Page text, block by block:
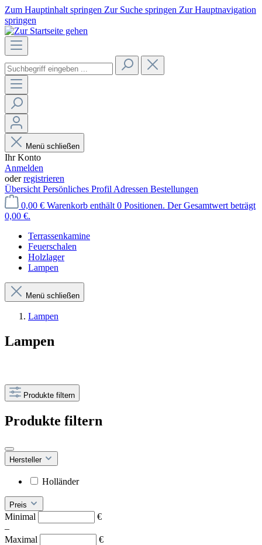
Zum Hauptinhalt springen Zur Suche springen Zur Hauptnavigation
springen
Menü schließen
Ihr Konto
Anmelden
oderregistrieren
Übersicht Persönliches Profil Adressen Bestellungen
0,00 € Warenkorb enthält 0 Positionen. Der Gesamtwert beträgt
0,00 €.
Terrassenkamine
Feuerschalen
Holzlager
Lampen
Menü schließen
Lampen
Lampen
Produkte filtern
Produkte filtern
Hersteller
Holländer
Preis
Minimal
€
–
Maximal
€